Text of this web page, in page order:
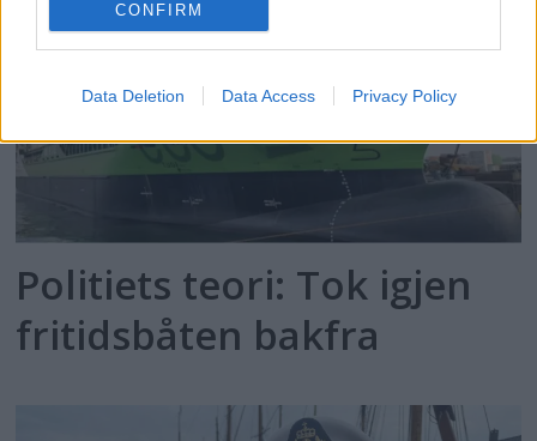
CONFIRM
Data Deletion Data Access Privacy Policy
Politiets teori: Tok igjen
fritidsbåten bakfra